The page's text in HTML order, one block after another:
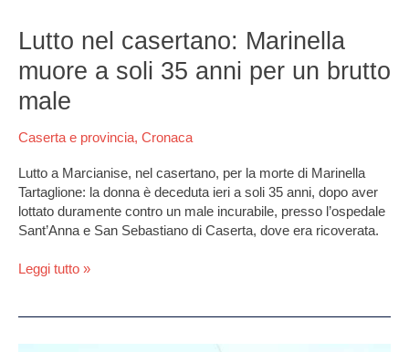
Lutto nel casertano: Marinella
muore a soli 35 anni per un brutto
male
Caserta e provincia, Cronaca
Lutto a Marcianise, nel casertano, per la morte di Marinella
Tartaglione: la donna è deceduta ieri a soli 35 anni, dopo aver
lottato duramente contro un male incurabile, presso l’ospedale
Sant’Anna e San Sebastiano di Caserta, dove era ricoverata.
nel
casertano:
Marinella
muore
a
soli
anni
per
un
brutto
Leggi tutto »